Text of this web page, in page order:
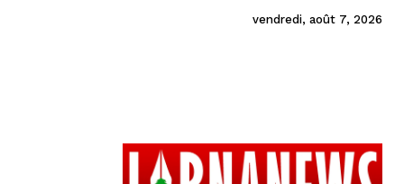
vendredi, août 7, 2026